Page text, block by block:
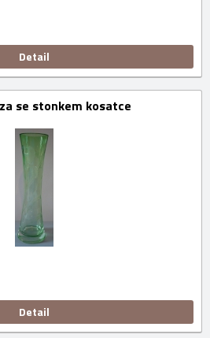
Detail
se stonkem kosatce
Detail